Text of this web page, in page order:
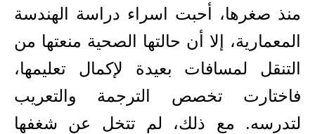
منذ صغرها، أحبت اسراء دراسة الهندسة
المعمارية، إلا أن حالتها الصحية منعتها من
التنقل لمسافات بعيدة لإكمال تعليمها،
فاختارت تخصص الترجمة والتعريب
لتدرسه. مع ذلك، لم تتخل عن شغفها